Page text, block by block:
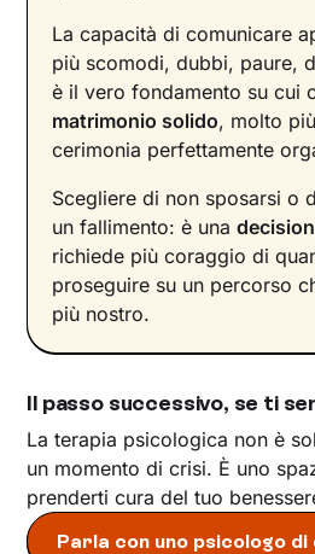
La capacità di comunicare
più scomodi, dubbi, paure,
è il vero fondamento su cui
matrimonio solido, molto
cerimonia perfettamente
Scegliere di non sposarsi o
un fallimento: è una
richiede più coraggio di
proseguire su un percorso
più nostro.
Il passo successivo, se ti
La terapia psicologica non è
un momento di crisi. È uno
prenderti cura del tuo
Parla con uno psicologo